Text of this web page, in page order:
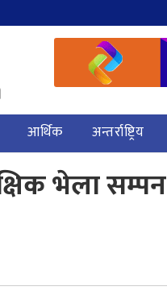
आर्थिक अन्तर्राष्ट्रिय
भेला सम्पन